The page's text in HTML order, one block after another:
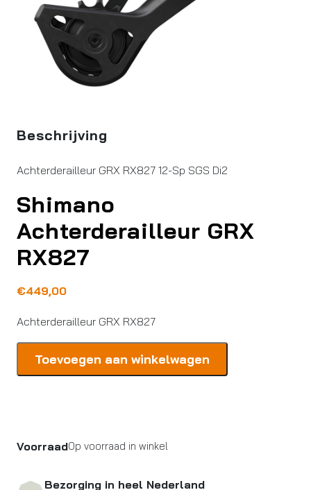
Beschrijving
Achterderailleur GRX RX827 12-Sp SGS Di2
Shimano
Achterderailleur GRX
RX827
€449,00
Achterderailleur GRX RX827
Achterderailleur
Toevoegen aan winkelwagen
VoorraadOp voorraad in winkel
Bezorging in heel Nederland